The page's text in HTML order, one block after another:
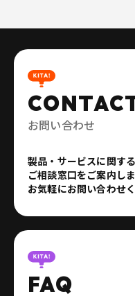
お問い合わせ
製品・サービスに関する
ご相談窓口をご案内しま
お気軽にお問い合わせく
FAQ